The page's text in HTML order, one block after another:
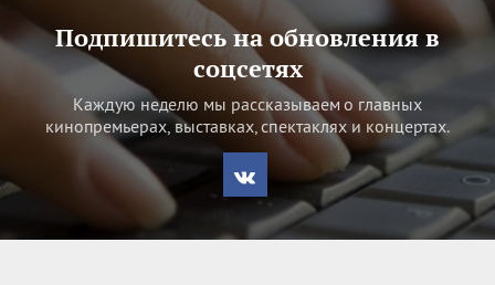
Подпишитесь на обновления в
соцсетях
Каждую неделю мы рассказываем о главных
кинопремьерах, выставках, спектаклях и концертах.